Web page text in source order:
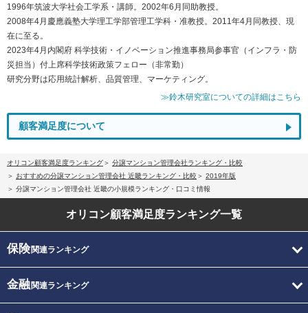
1996年筑波大学社会工学系・講師。2002年6月同助教授。
2008年4月慶應義塾大学理工学部管理工学科・准教授。2011年4月同教授、現
在に至る。
2023年4月内閣府 科学技術・イノベーション推進事務局参事官（インフラ・防
災担当）付上席科学技術政策フェロー（非常勤）
研究分野は応用統計解析、品質管理、マーケティング。
≫鈴木研究室についての詳細はこちら
顧客満足度について
オリコン顧客満足度ランキング
分譲マンション管理会社ランキング・比較
おすすめの分譲マンション管理会社 近畿ランキング・比較
2019年版
分譲マンション管理会社 近畿の小規模ランキング・口コミ情報
オリコン顧客満足度ランキング一覧
保険関連ランキング
金融関連ランキング